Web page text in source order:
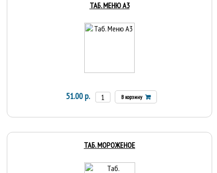
ТАБ. МЕНЮ А3
51.00 р. В корзину
ТАБ. МОРОЖЕНОЕ